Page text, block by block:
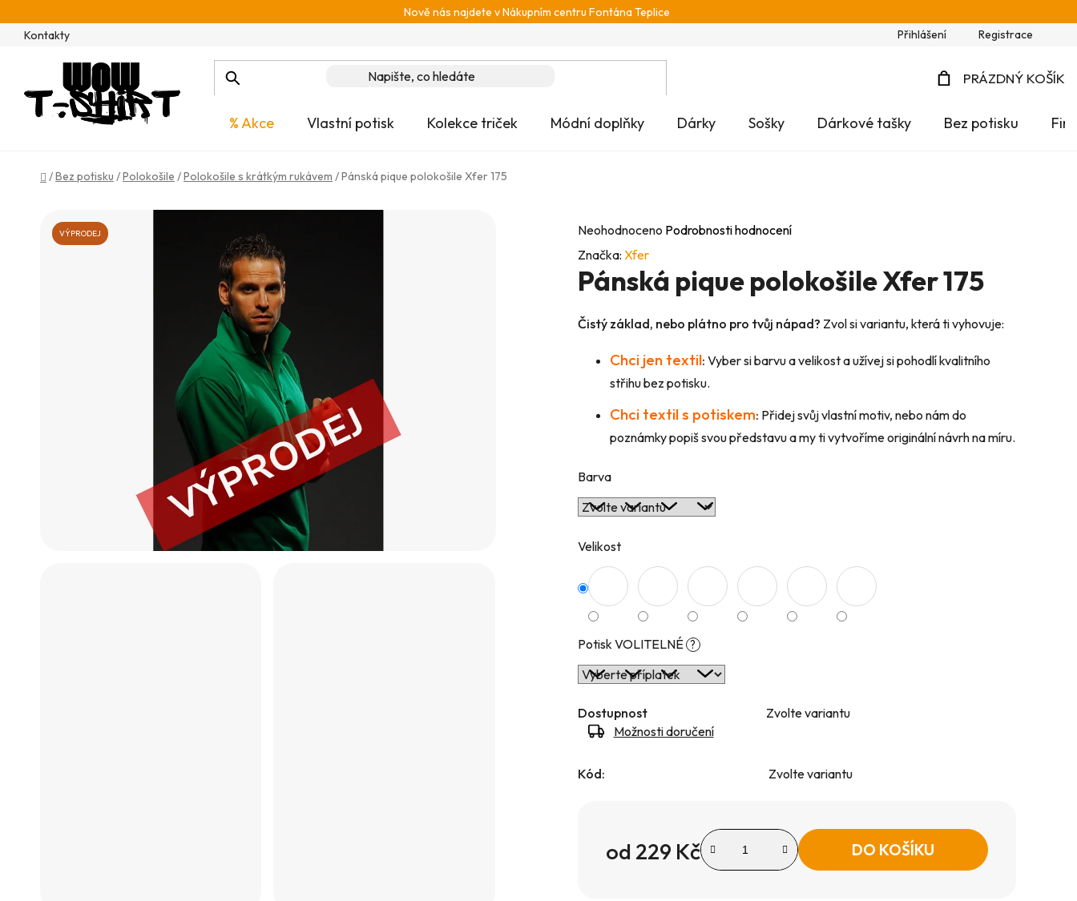
na
obsah
Nově nás najdete v Nákupním centru Fontána Teplice
Kontakty
Přihlášení Registrace
PRÁZDNÝ KOŠÍK
% Akce Vlastní potisk Kolekce triček Módní doplňky Dárky Sošky Dárkové tašky Bez potisku
Domů
/Bez potisku /Polokošile /Polokošile s krátkým rukávem /Pánská pique polokošile Xfer 175
Průměrné
hodnocení
produktu
je
0,0
hvězdiček.
Neohodnoceno Podrobnosti hodnocení
Značka: Xfer
Pánská pique polokošile Xfer 175
Čistý základ, nebo plátno pro tvůj nápad? Zvol si variantu, která ti vyhovuje:
Chci jen textil: Vyber si barvu a velikost a užívej si pohodlí kvalitního
střihu bez potisku.
Chci textil s potiskem: Přidej svůj vlastní motiv, nebo nám do
poznámky popiš svou představu a my ti vytvoříme originální návrh na míru.
Barva
Velikost
Potisk VOLITELNÉ ?
Dostupnost
Zvolte variantu
Možnosti doručení
Kód: Zvolte variantu
od 229 Kč DO KOŠÍKU
VÝPRODEJ